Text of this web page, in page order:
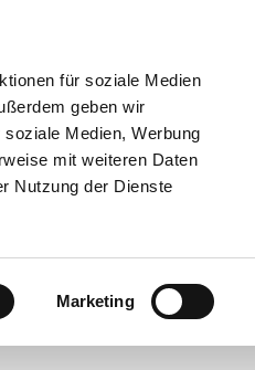
für soziale Medien
geben wir
Medien, Werbung
mit weiteren Daten
Nutzung der Dienste
Marketing
SONNTAGSMUSIKEN
KIRCHE IN SYBURG